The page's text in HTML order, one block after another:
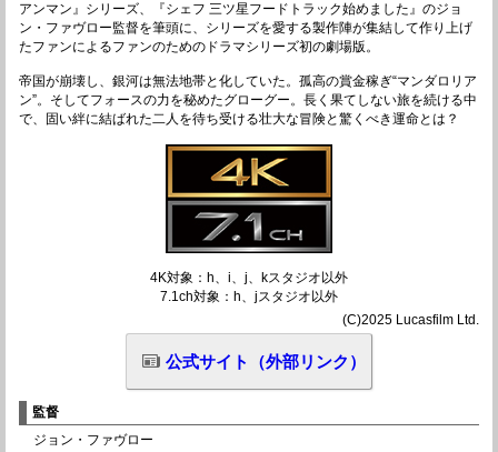
アンマン』シリーズ、『シェフ 三ツ星フードトラック始めました』のジョ
ン・ファヴロー監督を筆頭に、シリーズを愛する製作陣が集結して作り上げ
たファンによるファンのためのドラマシリーズ初の劇場版。
帝国が崩壊し、銀河は無法地帯と化していた。孤高の賞金稼ぎ“マンダロリア
ン”。そしてフォースの力を秘めたグローグー。長く果てしない旅を続ける中
で、固い絆に結ばれた二人を待ち受ける壮大な冒険と驚くべき運命とは？
4K対象：h、i、j、kスタジオ以外
7.1ch対象：h、jスタジオ以外
(C)2025 Lucasfilm Ltd.
公式サイト（外部リンク）
監督
ジョン・ファヴロー